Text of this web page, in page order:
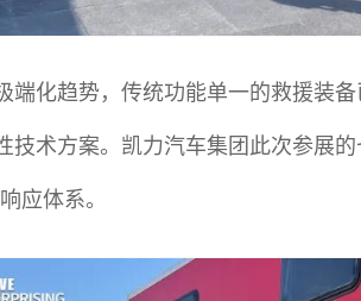
端化趋势，传统功能单一的救援装
术方案。凯力汽车集团此次参展
应体系。